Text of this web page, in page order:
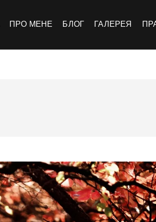
ПРО МЕНЕ БЛОГ ГАЛЕРЕЯ